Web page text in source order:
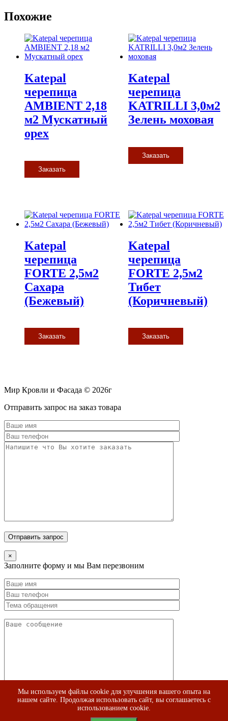
Мы используем файлы cookie для улучшения вашего опыта на
нашем сайте. Продолжая использовать сайт, вы соглашаетесь с
использованием cookie.
Похожие
Katepal
черепица
AMBIENT 2,18
м2 Мускатный
орех
Заказать
Katepal
черепица
KATRILLI 3,0м2
Зелень моховая
Заказать
Katepal
черепица
FORTE 2,5м2
Сахара
(Бежевый)
Заказать
Katepal
черепица
FORTE 2,5м2
Тибет
(Коричневый)
Заказать
Мир Кровли и Фасада © 2026г
Прокрутить
Отправить запрос на заказ товара
×
Заполните форму и мы Вам перезвоним